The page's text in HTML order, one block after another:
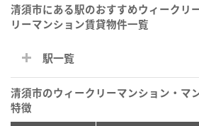
清須市にある駅のおすすめウィークリ
リーマンション賃貸物件一覧
駅一覧
清須市のウィークリーマンション・マ
特徴